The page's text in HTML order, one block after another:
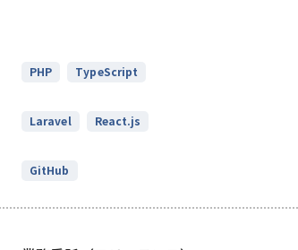
PHP TypeScript
Laravel React.js
GitHub